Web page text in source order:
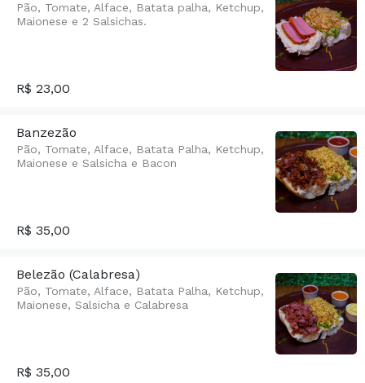
Pão, Tomate, Alface, Batata palha, Ketchup,
Maionese e 2 Salsichas.
R$ 23,00
Banzezão
Pão, Tomate, Alface, Batata Palha, Ketchup,
Maionese e Salsicha e Bacon
R$ 35,00
Belezão (Calabresa)
Pão, Tomate, Alface, Batata Palha, Ketchup,
Maionese, Salsicha e Calabresa
R$ 35,00